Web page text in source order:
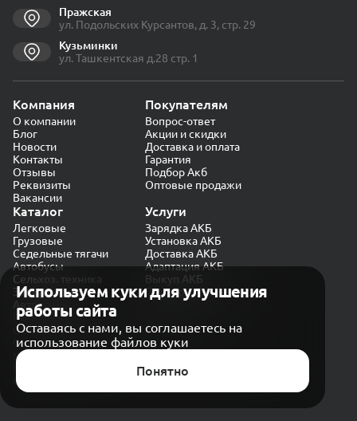
Используем куки для улучшения
работы сайта
Оставаясь с нами, вы соглашаетесь на
использование файлов куки
Понятно
Пражская
ул. Подольских Курсантов, д. 3, стр. 29
Кузьминки
ул. Ташкентская д.28 стр. 1
Компания
О компании
Блог
Новости
Контакты
Отзывы
Реквизиты
Вакансии
Покупателям
Вопрос-ответ
Акции и скидки
Доставка и оплата
Гарантия
Подбор Акб
Оптовые продажи
Каталог
Легковые
Грузовые
Седельные тягачи
Автобусы
Сельхоз. техника
Экскаваторы
Автокраны
Услуги
Зарядка АКБ
Установка АКБ
Доставка АКБ
Адаптация АКБ
Выкуп АКБ
Проверка генератора
Политика конфиденциальности
Обработка персональных данных
Согласие на обработку в «Яндекс.Метрика»
Карта сайта
© CARAKB 2026. Все права защищены